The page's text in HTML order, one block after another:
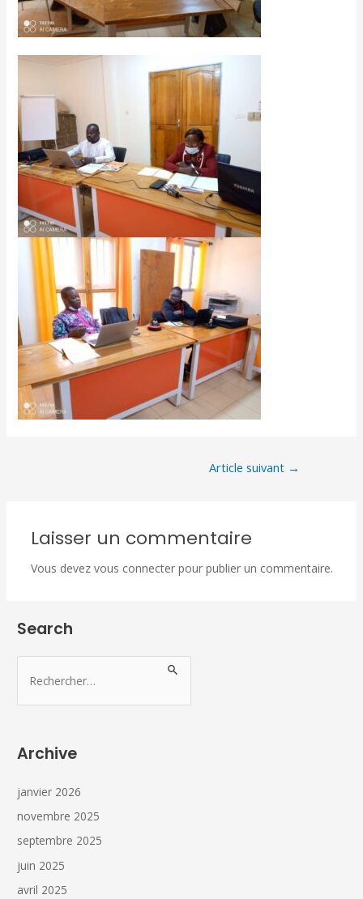
Article suivant →
Laisser un commentaire
Vous devez vous connecterpour publier un commentaire.
Search
Archive
janvier 2026
novembre 2025
septembre 2025
juin 2025
avril 2025